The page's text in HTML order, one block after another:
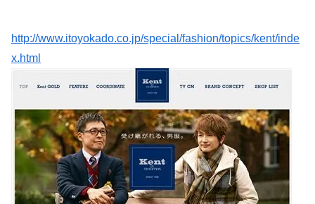
http://www.itoyokado.co.jp/special/fashion/topics/kent/inde
x.html